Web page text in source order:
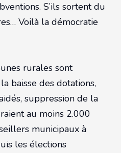
S’ils sortent du
Voilà la démocratie
rurales sont
baisse des dotations,
suppression de la
au moins 2.000
municipaux à
les élections